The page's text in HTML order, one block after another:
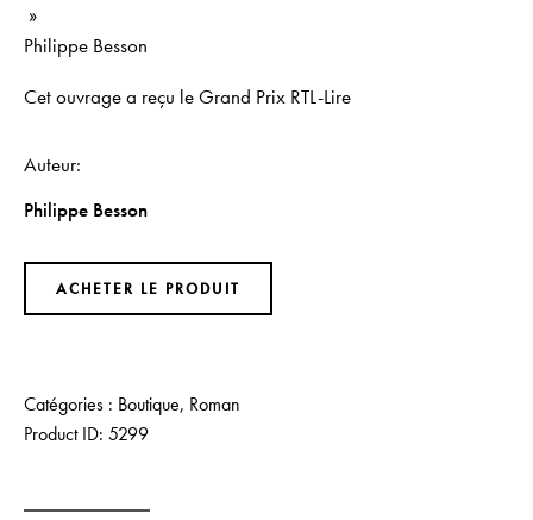
»
Philippe Besson ​
Cet ouvrage a reçu le Grand Prix RTL-Lire
Auteur
Philippe Besson
ACHETER LE PRODUIT
Catégories : Boutique, Roman
Product ID: 5299